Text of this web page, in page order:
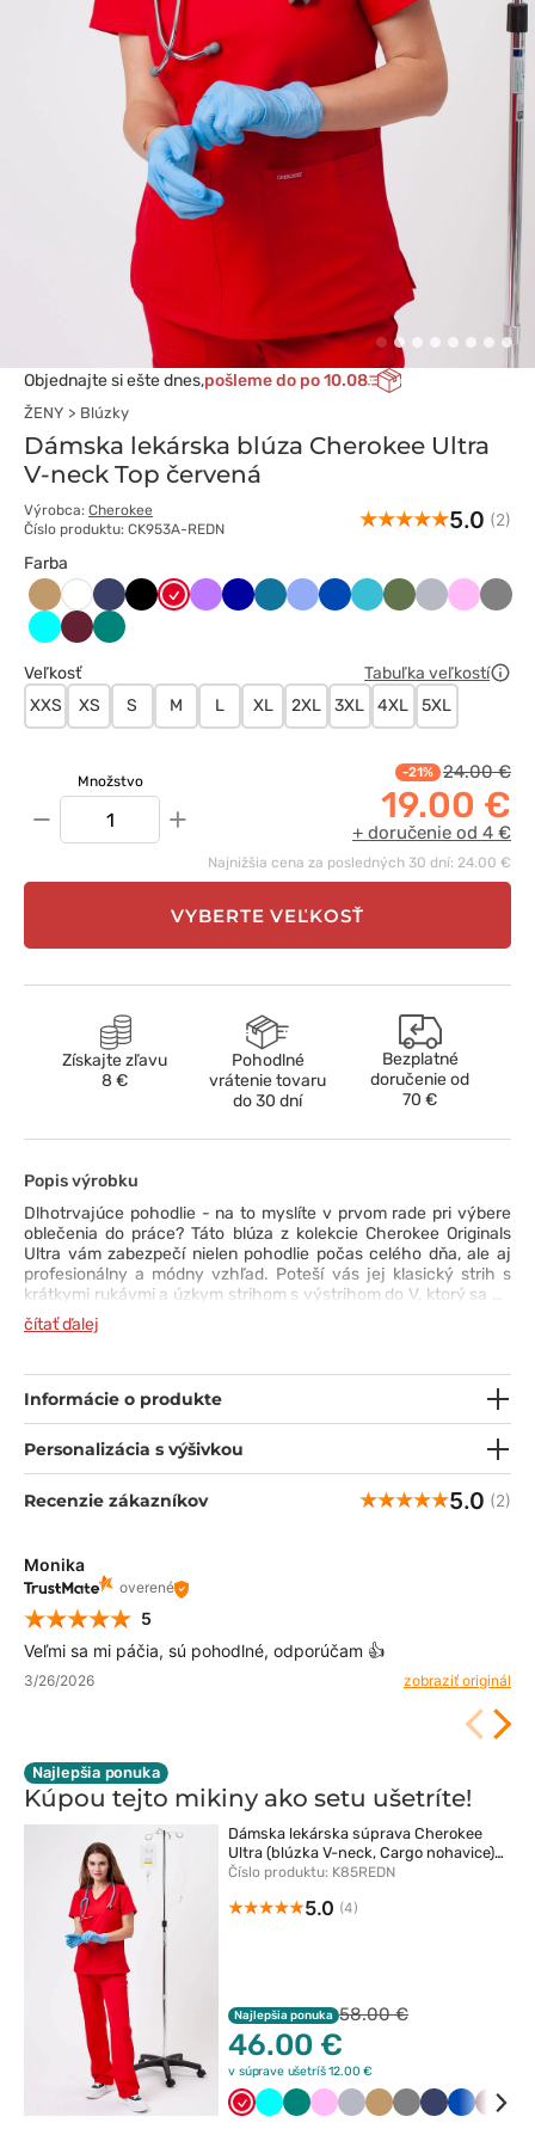
Objednajte si ešte dnes,pošleme do po 10.08
ŽENY Blúzky
Dámska lekárska blúza Cherokee Ultra
V-neck Top červená
Výrobca: Cherokee
Číslo produktu: CK953A-REDN
5.0 (2)
Farba
Beżowy
Biały Ciemny
granat
Czarny
Czerwony
FioletowyGranatowy
KaraibskiKlasyczny
Królewski
MorskiOliwkowyPopielaty
Różowy
Szary
TurkusWiśniowy
Zielony
Veľkosť
Tabuľka veľkostí
XXS
XS S M L XL 2XL 3XL 4XL 5XL
Množstvo
− +
-21% 24.00 €
19.00 €
+ doručenie od 4 €
Najnižšia cena za posledných 30 dní: 24.00 €
VYBERTE VEĽKOSŤ
Získajte zľavu
8 €
Pohodlné
vrátenie tovaru
do 30 dní
Bezplatné
doručenie od
70 €
Popis výrobku
Dlhotrvajúce pohodlie - na to myslíte v prvom rade pri výbere
oblečenia do práce? Táto blúza z kolekcie Cherokee Originals
Ultra vám zabezpečí nielen pohodlie počas celého dňa, ale aj
profesionálny a módny vzhľad. Poteší vás jej klasický strih s
krátkymi rukávmi a úzkym strihom s výstrihom do V, ktorý sa na
spodnom okraji rozširuje, aby vám poskytol maximálnu voľnosť.
Tkanina zvršku je priedušná, rýchloschnúca, odolná voči
na pokožku. Použitá technológia PROTX2® chráni pred
nepríjemným zápachom. Určite oceníte aj dve priestranné
vrecká a pútko na preukaz totožnosti na golieri. Vyberte si túto
čítať ďalej
Informácie o produkte
Personalizácia s výšivkou
Recenzie zákazníkov 5.0 (2)
Monika
overené
5
Veľmi sa mi páčia, sú pohodlné, odporúčam 👍️
3/26/2026 zobraziť originál
Najlepšia ponuka
Kúpou tejto mikiny ako setu ušetríte!
Dámska lekárska súprava Cherokee
Ultra (blúzka V-neck, Cargo nohavice)
červená
Číslo produktu: K85REDN
5.0 (4)
Najlepšia ponuka 58.00 €
46.00 €
v súprave ušetríš 12.00 €
Czerwony
TurkusZielonyRóżowyPopielaty
BeżowySzaryCiemnyKrólewski